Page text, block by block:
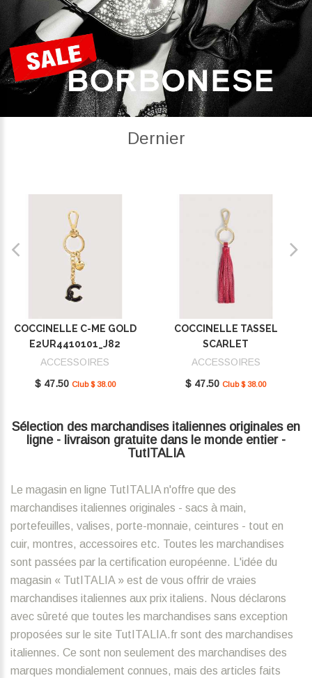
Dernier
COCCINELLE C-ME GOLD
E2UR4410101_J82
ACCESSOIRES
$ 47.50 Club $ 38.00
COCCINELLE TASSEL
SCARLET
E2MU0410101_R02
ACCESSOIRES
$ 47.50 Club $ 38.00
Sélection des marchandises italiennes originales en
ligne - livraison gratuite dans le monde entier -
TutITALIA
Le magasin en ligne TutITALIA n'offre que des
marchandises italiennes originales - sacs à main,
portefeuilles, valises, porte-monnaie, ceintures - tout en
cuir, montres, accessoires etc. Toutes les marchandises
sont passées par la certification européenne. L'idée du
magasin « TutITALIA » est de vous offrir de vraies
marchandises italiennes aux prix italiens. Nous déclarons
avec sûreté que toutes les marchandises sans exception
proposées sur le site TutITALIA.fr sont des marchandises
italiennes. Ce sont non seulement des marchandises des
marques mondialement connues, mais des articles faits